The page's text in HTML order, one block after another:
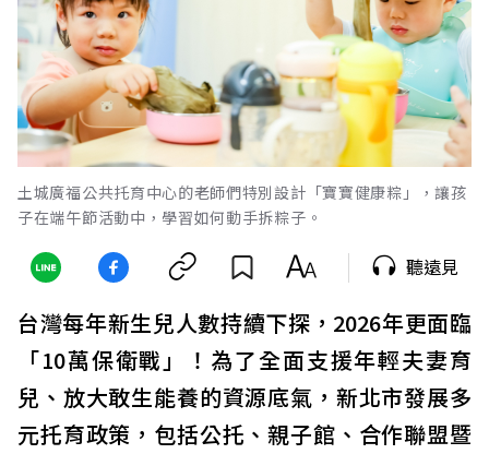
土城廣福公共托育中心的老師們特別設計「寶寶健康粽」，讓孩
子在端午節活動中，學習如何動手拆粽子。
聽遠見
台灣每年新生兒人數持續下探，2026年更面臨
「10萬保衛戰」！為了全面支援年輕夫妻育
兒、放大敢生能養的資源底氣，新北市發展多
元托育政策，包括公托、親子館、合作聯盟暨